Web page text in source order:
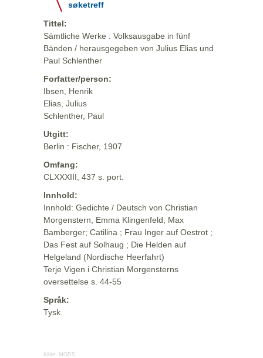
søketreff
Tittel:
Sämtliche Werke : Volksausgabe in fünf
Bänden / herausgegeben von Julius Elias und
Paul Schlenther
Forfatter/person:
Ibsen, Henrik
Elias, Julius
Schlenther, Paul
Utgitt:
Berlin : Fischer, 1907
Omfang:
CLXXXIII, 437 s. port.
Innhold:
Innhold: Gedichte / Deutsch von Christian
Morgenstern, Emma Klingenfeld, Max
Bamberger; Catilina ; Frau Inger auf Oestrot ;
Das Fest auf Solhaug ; Die Helden auf
Helgeland (Nordische Heerfahrt)
Terje Vigen i Christian Morgensterns
oversettelse s. 44-55
Språk:
Tysk
Kilde: MODS